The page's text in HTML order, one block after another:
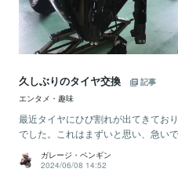
久しぶりのタイヤ交換
記事
エンタメ・趣味
最近タイヤにひび割れが出てきてお
でした。これはまずいと思い、急い
ガレージ・ペンギン
2024/06/08 14:52